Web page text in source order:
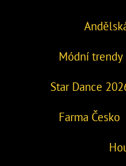
Módní trendy
Star Dance
Farma Česko